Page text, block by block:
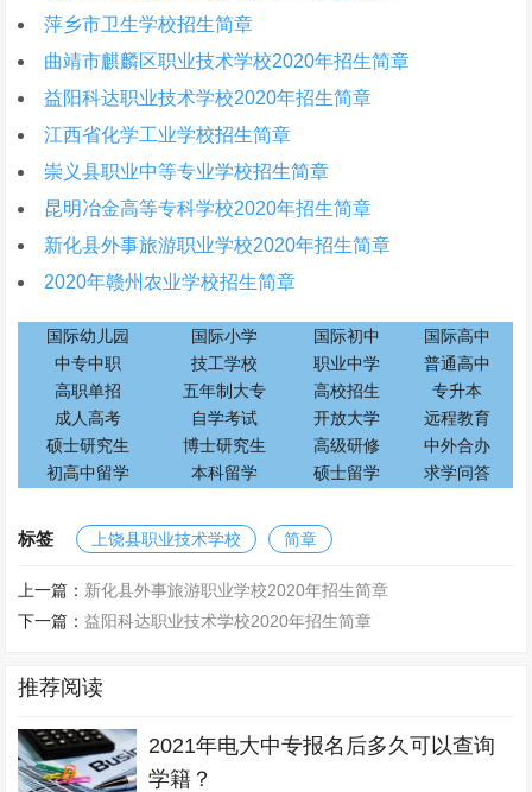
萍乡市卫生学校招生简章
曲靖市麒麟区职业技术学校2020年招生简章
益阳科达职业技术学校2020年招生简章
江西省化学工业学校招生简章
崇义县职业中等专业学校招生简章
昆明冶金高等专科学校2020年招生简章
新化县外事旅游职业学校2020年招生简章
2020年赣州农业学校招生简章
国际幼儿园 国际小学 国际初中
国际高中
中专中职
技工学校 职业中学
普通高中
高职单招
五年制大专 高校招生
专升本
成人高考
自学考试 开放大学
远程教育
硕士研究生
博士研究生 高级研修
中外合办
初高中留学
本科留学 硕士留学 求学问答
标签 上饶县职业技术学校 简章
上一篇： 新化县外事旅游职业学校2020年招生简章
下一篇：益阳科达职业技术学校2020年招生简章
推荐阅读
2021年电大中专报名后多久可以查询
学籍？